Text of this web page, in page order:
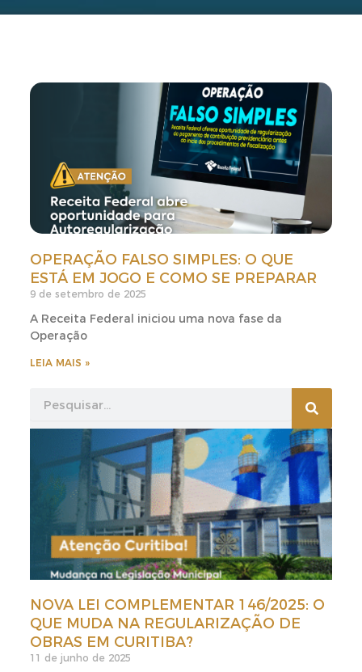
OPERAÇÃO FALSO SIMPLES: O QUE
ESTÁ EM JOGO E COMO SE PREPARAR
9 de setembro de 2025
A Receita Federal iniciou uma nova fase da
Operação
LEIA MAIS »
Search
NOVA LEI COMPLEMENTAR 146/2025: O
QUE MUDA NA REGULARIZAÇÃO DE
OBRAS EM CURITIBA?
11 de junho de 2025